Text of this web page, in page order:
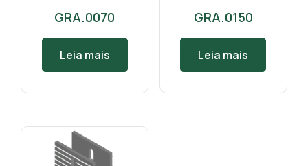
GRA.0070
Leia mais
GRA.0150
Leia mais